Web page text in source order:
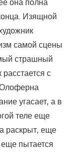
Изящной
самой сцены
страшный
с
угасает, а в
теле еще
раскрыт, еще
пытается